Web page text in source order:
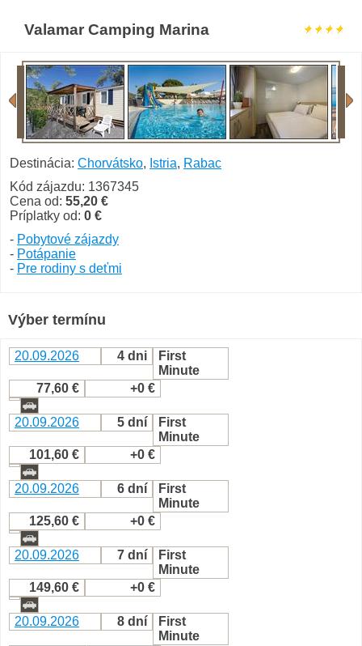
Valamar Camping Marina
Destinácia: Chorvátsko, Istria, Rabac
Kód zájazdu: 1367345
Cena od: 55,20 €
Príplatky od: 0 €
- Pobytové zájazdy
- Potápanie
- Pre rodiny s deťmi
Výber termínu
20.09.2026 4 dni
First
Minute
77,60 €
+0 €
20.09.2026 5 dní
First
Minute
101,60 €
+0 €
20.09.2026 6 dní
First
Minute
125,60 €
+0 €
20.09.2026 7 dní
First
Minute
149,60 €
+0 €
20.09.2026 8 dní
First
Minute